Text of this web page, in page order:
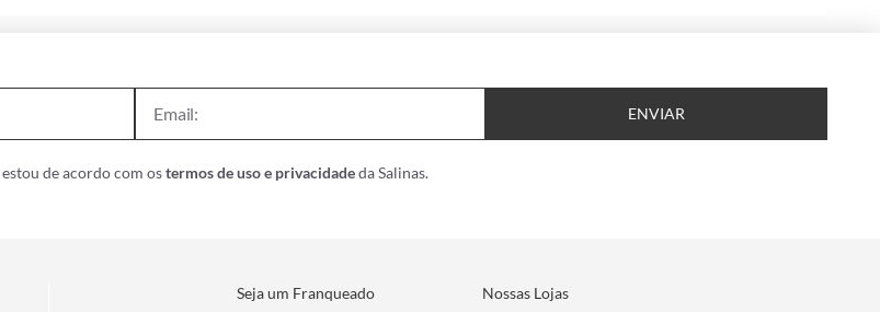
ENVIAR
de acordo com ostermos de uso e privacidadeda Salinas.
Seja um Franqueado Nossas Lojas